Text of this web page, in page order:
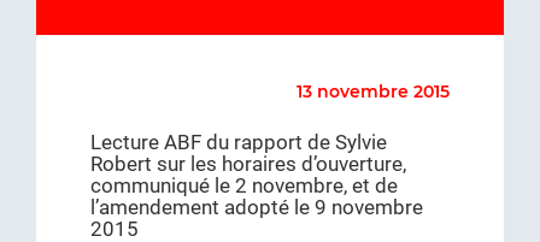
13 novembre 2015
Lecture ABF du rapport de Sylvie
Robert sur les horaires d’ouverture,
communiqué le 2 novembre, et de
l’amendement adopté le 9 novembre
2015